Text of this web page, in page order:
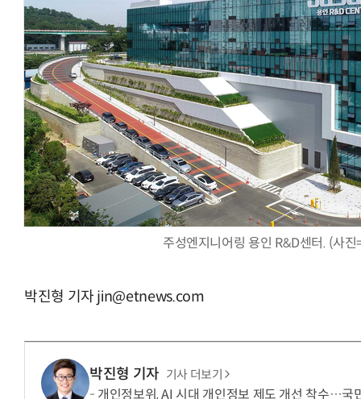
주성엔지니어링 용인 R&D센터. (사
박진형 기자 jin@etnews.com
박진형 기자 기사 더보기
개인정보위, AI 시대 개인정보 제도 개선 착수…국
거미줄 쏘